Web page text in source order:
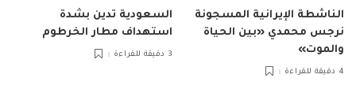
الناشطة الإيرانية المسجونة
نرجس محمدي «بين الحياة
والموت»
4 دقيقة للقراءة
السعودية تدين بشدة
استهداف مطار الخرطوم
3 دقيقة للقراءة